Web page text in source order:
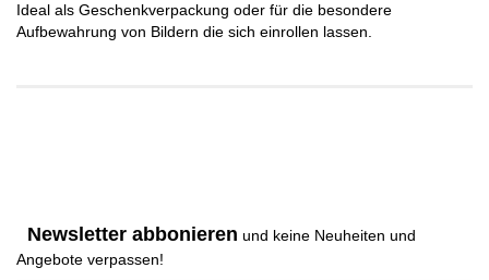
Ideal als Geschenkverpackung oder für die besondere
Aufbewahrung von Bildern die sich einrollen lassen.
Newsletter abbonieren und keine Neuheiten und
Angebote verpassen!